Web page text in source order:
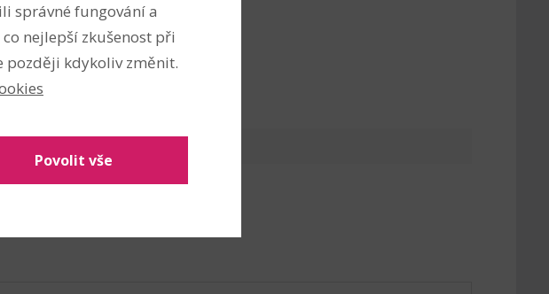
scrapbooking
a zimní aranžování
dekorací
koláží
správné fungování a
nejlepší zkušenost při
později kdykoliv změnit.
Povolit vše